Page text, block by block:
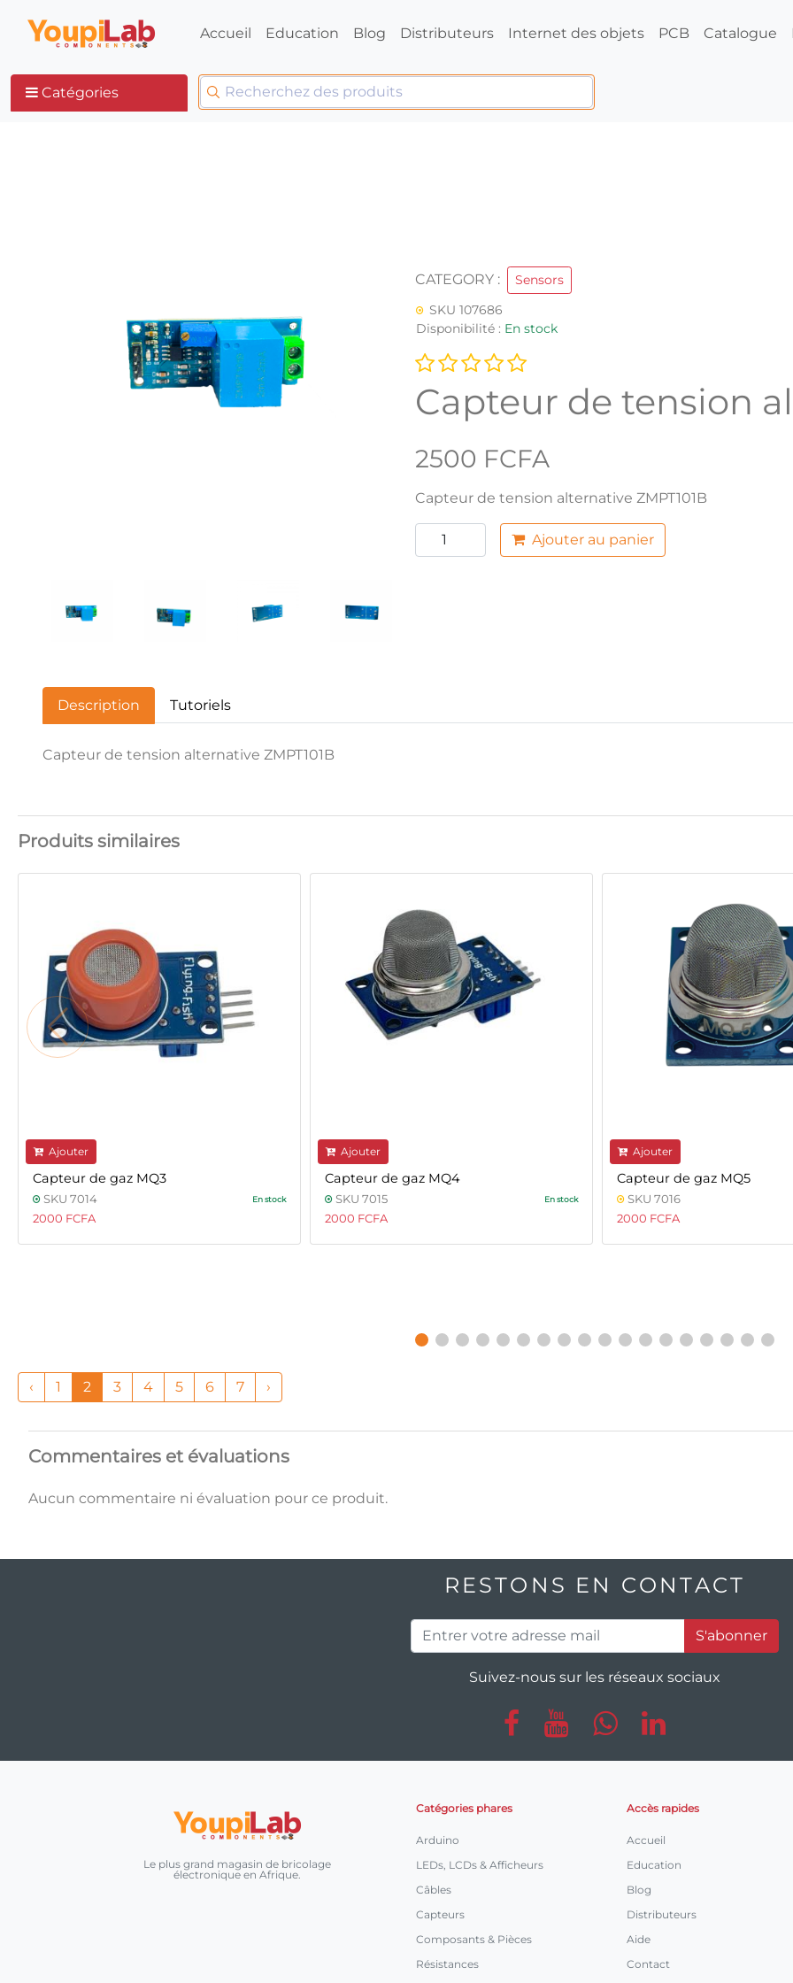
Accueil Education Blog Distributeurs Internet des objets PCB Catalogue
Catégories
CATEGORY :
Sensors
SKU 107686
Disponibilité : En stock
Capteur de tension
2500 FCFA
Capteur de tension alternative ZMPT101B
Ajouter au panier
Description Tutoriels
Capteur de tension alternative ZMPT101B
Produits similaires
Ajouter
Capteur de gaz MQ3
SKU 7014 En stock
2000 FCFA
Ajouter
Capteur de gaz MQ4
SKU 7015 En stock
2000 FCFA
Ajouter
Capteur de gaz MQ5
SKU 7016
2000 FCFA
‹ 1 2 3 4 5 6 7 ›
Commentaires et évaluations
Aucun commentaire ni évaluation pour ce produit.
RESTONS EN CONTACT
S'abonner
Suivez-nous sur les réseaux sociaux
Le plus grand magasin de bricolage
électronique en Afrique.
Catégories phares
Arduino
LEDs, LCDs & Afficheurs
Câbles
Capteurs
Composants & Pièces
Résistances
Accès rapides
Accueil
Education
Blog
Distributeurs
Aide
Contact